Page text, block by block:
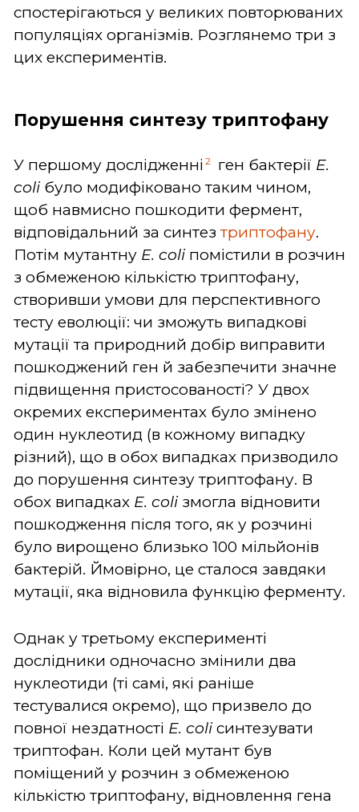
спостерігаються у великих повторюваних
популяціях організмів. Розглянемо три з
цих експериментів.
Порушення синтезу триптофану
У першому дослідженні 2 ген бактерії E.
coli було модифіковано таким чином,
щоб навмисно пошкодити фермент,
відповідальний за синтез триптофану.
Потім мутантну E. coli помістили в розчин
з обмеженою кількістю триптофану,
створивши умови для перспективного
тесту еволюції: чи зможуть випадкові
мутації та природний добір виправити
пошкоджений ген й забезпечити значне
підвищення пристосованості? У двох
окремих експериментах було змінено
один нуклеотид (в кожному випадку
різний), що в обох випадках призводило
до порушення синтезу триптофану. В
обох випадках E. coli змогла відновити
пошкодження після того, як у розчині
було вирощено близько 100 мільйонів
бактерій. Ймовірно, це сталося завдяки
мутації, яка відновила функцію ферменту.
Однак у третьому експерименті
дослідники одночасно змінили два
нуклеотиди (ті самі, які раніше
тестувалися окремо), що призвело до
повної нездатності E. coli синтезувати
триптофан. Коли цей мутант був
поміщений у розчин з обмеженою
кількістю триптофану, відновлення гена